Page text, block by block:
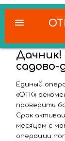
menu
Дачник!
садово-
Единый
«ОТК»
проверить
Срок
месяцам с
операции